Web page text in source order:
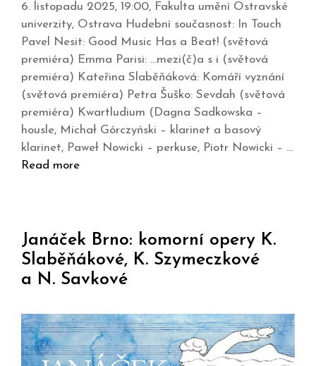
6. listopadu 2025, 19:00, Fakulta umění Ostravské
univerzity, Ostrava Hudební současnost: In Touch
Pavel Nesit: Good Music Has a Beat! (světová
premiéra) Emma Parisi: …mezi(č)a s i (světová
premiéra) Kateřina Slaběňáková: Komáří vyznání
(světová premiéra) Petra Šuško: Sevdah (světová
premiéra) Kwartludium (Dagna Sadkowska –
housle, Michał Górczyński – klarinet a basový
klarinet, Paweł Nowicki – perkuse, Piotr Nowicki – …
Read more
Janáček Brno: komorní opery K.
Slaběňákové, K. Szymeczkové
a N. Savkové